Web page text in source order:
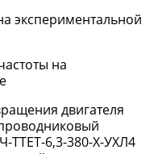
на
двигателя
ТТЕТ-6,3-380-Х-УХЛ4